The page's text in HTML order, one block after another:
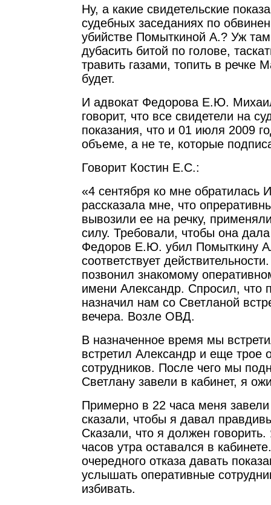
Ну, а какие свидетельские
судебных заседаниях по
убийстве Помыткиной А.? Уж
дубасить битой по голове,
травить газами, топить в речке
будет.
И адвокат Федорова Е.Ю.
говорит, что все свидетели на
показания, что и 01 июля 2009
объеме, а не те, которые
Говорит Костин Е.С.:
«4 сентября ко мне обратилась
рассказала мне, что
вывозили ее на речку,
силу. Требовали, чтобы она
Федоров Е.Ю. убил Помыткину
соответствует
позвонил знакомому
имени Александр. Спросил, что
назначил нам со Светланой
вечера. Возле ОВД.
В назначенное время мы
встретил Александр и еще трое
сотрудников. После чего мы
Светлану завели в кабинет, я
Примерно в 22 часа меня завели
сказали, чтобы я давал
Сказали, что я должен
часов утра оставался в
очередного отказа давать
услышать оперативные
избивать.